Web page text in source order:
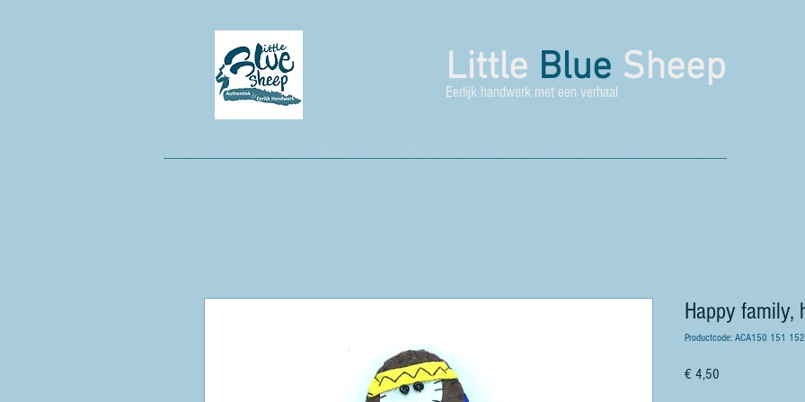
Little Blue Sheep
Eerlijk handwerk met een verhaal
Happy family,
Productcode: ACA150 151 152
€ 4,50